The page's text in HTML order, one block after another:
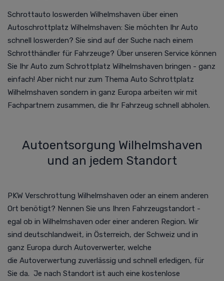
Schrottauto loswerden Wilhelmshaven über einen
Autoschrottplatz Wilhelmshaven: Sie möchten Ihr Auto
schnell loswerden? Sie sind auf der Suche nach einem
Schrotthändler für Fahrzeuge? Über unseren Service können
Sie Ihr Auto zum Schrottplatz Wilhelmshaven bringen - ganz
einfach! Aber nicht nur zum Thema Auto Schrottplatz
Wilhelmshaven sondern in ganz Europa arbeiten wir mit
Fachpartnern zusammen, die Ihr Fahrzeug schnell abholen.
Autoentsorgung Wilhelmshaven
und an jedem Standort
PKW Verschrottung Wilhelmshaven oder an einem anderen
Ort benötigt? Nennen Sie uns Ihren Fahrzeugstandort -
egal ob in Wilhelmshaven oder einer anderen Region. Wir
sind deutschlandweit, in Österreich, der Schweiz und in
ganz Europa durch Autoverwerter, welche
die Autoverwertung zuverlässig und schnell erledigen, für
Sie da. Je nach Standort ist auch eine kostenlose